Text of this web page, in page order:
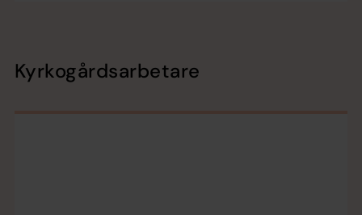
Kyrkogårdsarbetare